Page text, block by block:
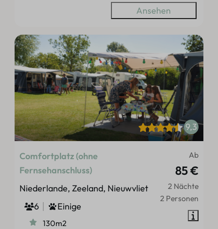
Ansehen
9,3
Ab
85 €
2 Nächte
2 Personen
Comfortplatz (ohne
Fernsehanschluss)
Niederlande, Zeeland, Nieuwvliet
6
Einige
130m2